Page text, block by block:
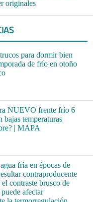
originales
para dormir bien
de frío en otoño
NUEVO frente frío 6
bajas temperaturas
| MAPA
fría en épocas de
contraproducente
contraste brusco de
afectar